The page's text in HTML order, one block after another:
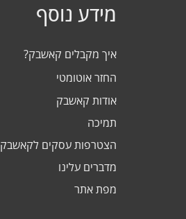
מידע נוסף
איך מקבלים קאשבק?
החזר אוטומטי
אודות קאשבק
תמיכה
הצטרפות עסקים לקאשבק
מדברים עלינו
מפת אתר